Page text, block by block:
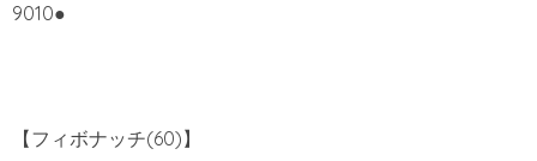
9010●
【フィボナッチ(60)】